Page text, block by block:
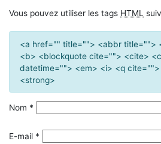
Vous pouvez utiliser les tags HTML
<a href="" title=""> <abbr title="">
<b> <blockquote cite=""> <cite>
datetime=""> <em> <i> <q
<strong>
Nom *
E-mail *